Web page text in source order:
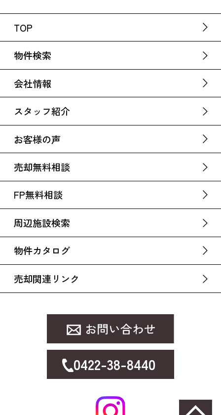
TOP
物件検索
会社情報
スタッフ紹介
お客様の声
売却無料相談
FP無料相談
周辺施設検索
物件カタログ
売却関連リンク
0422-38-8440